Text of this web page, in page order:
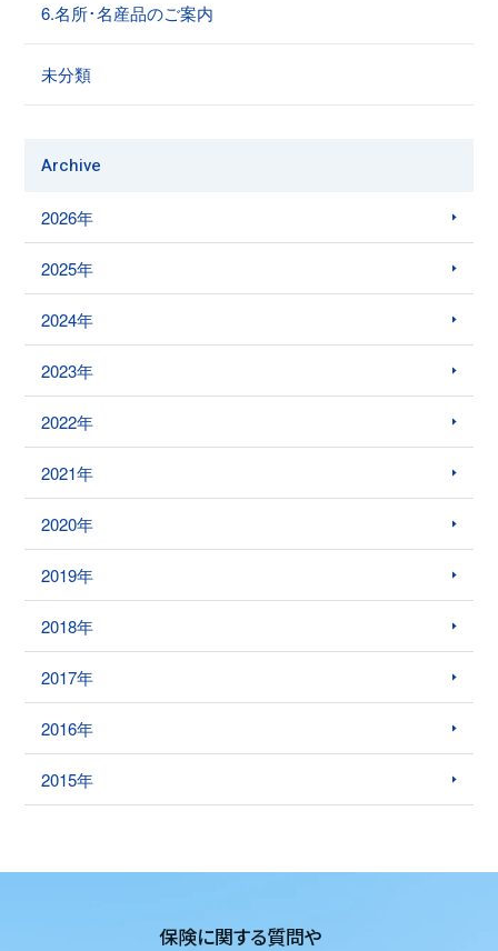
6.名所･名産品のご案内
未分類
Archive
2026年
2025年
2024年
2023年
2022年
2021年
2020年
2019年
2018年
2017年
2016年
2015年
保険に関する質問や